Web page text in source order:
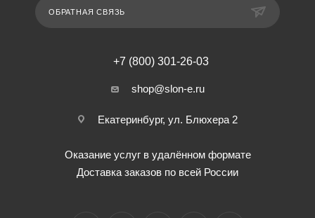
ОБРАТНАЯ СВЯЗЬ
+7 (800) 301-26-03
shop@slon-e.ru
Екатеринбург, ул. Блюхера 2
Оказание услуг в удалённом формате
Доставка заказов по всей России